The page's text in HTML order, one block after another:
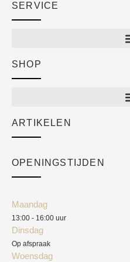
SERVICE
Academy
SHOP
ARTIKELEN
OPENINGSTIJDEN
Maandag
13:00 - 16:00 uur
Dinsdag
Op afspraak
Woensdag